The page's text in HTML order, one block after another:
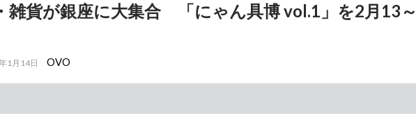
雑貨が銀座に大集合 「にゃん具博 vol.1」を2月13
1月14日 OVO